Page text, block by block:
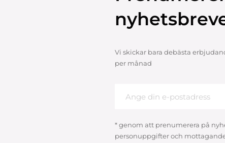
Vi skickar bara debästa
per månad
* genom att prenumerera på
personuppgifter och